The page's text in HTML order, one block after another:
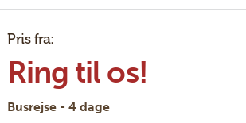
Pris fra:
Ring til os!
Busrejse - 4 dage